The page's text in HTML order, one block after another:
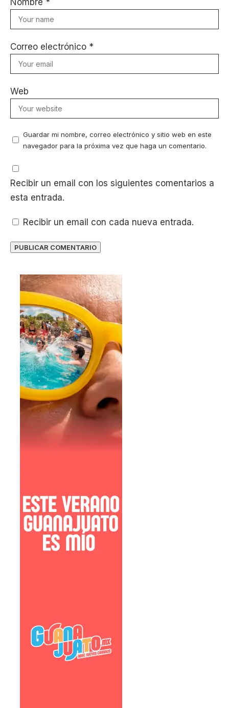
Correo electrónico *
Web
Guardar mi nombre, correo electrónico y sitio web en este
navegador para la próxima vez que haga un comentario.
Recibir un email con los siguientes comentarios a
esta entrada.
Recibir un email con cada nueva entrada.